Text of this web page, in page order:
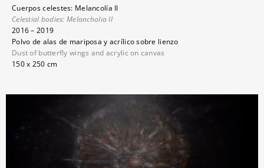
Cuerpos celestes: Melancolía II
Celestial bodies:Melancholia II
2016 – 2019
Polvo de alas de mariposa y acrílico sobre lienzo
Dust of butterfly wings and acrylic on canvas
150 x 250 cm